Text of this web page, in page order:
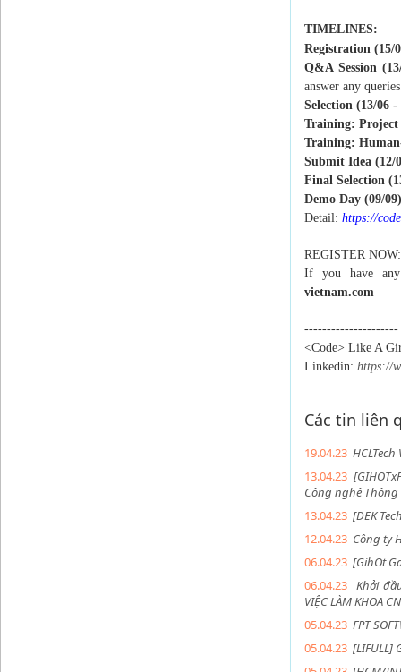
TIMELINES:
Registration (15/
Q&A Session
answer any
Selection (13/06 -
Training: Project
Training:
Submit Idea (12/
Final Selection
Demo Day (09/
Detail: https://
REGISTER
If you have any
vietnam.com
---------------------
<Code> Like A
Linkedin: https://
Các tin liên
19.04.23
13.04.23
Công nghệ
13.04.23 [DEK
12.04.23 Công ty
06.04.23 [GihOt
06.04.23 Khởi
VIỆC LÀM KHOA
05.04.23 FPT
05.04.23 [LIFULL]